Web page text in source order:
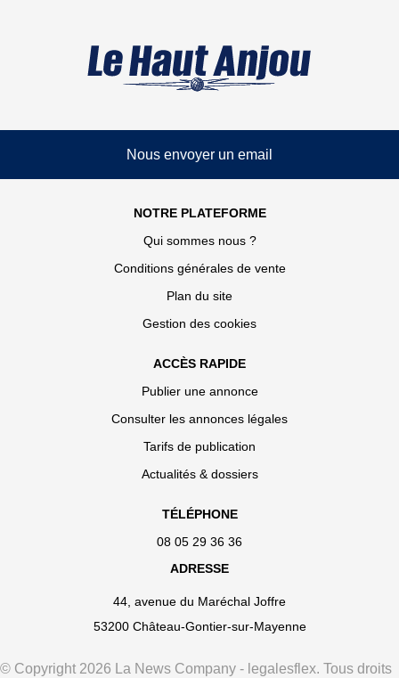
Nous envoyer un email
NOTRE PLATEFORME
Qui sommes nous ?
Conditions générales de vente
Plan du site
Gestion des cookies
ACCÈS RAPIDE
Publier une annonce
Consulter les annonces légales
Tarifs de publication
Actualités & dossiers
TÉLÉPHONE
08 05 29 36 36
ADRESSE
44, avenue du Maréchal Joffre
53200 Château-Gontier-sur-Mayenne
© Copyright 2026 La News Company - legalesflex. Tous droits